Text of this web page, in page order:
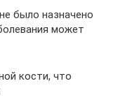
было назначено
может
кости, что